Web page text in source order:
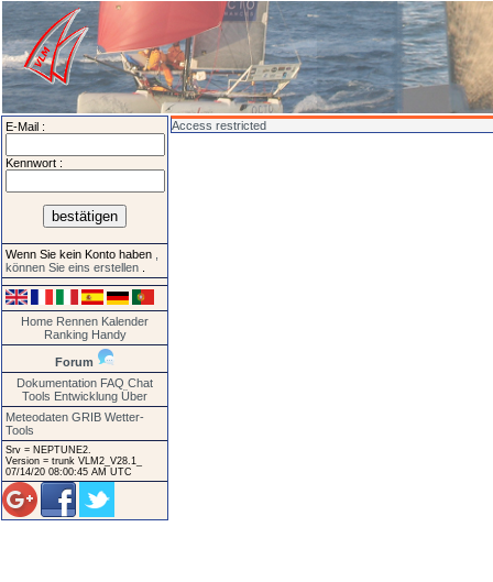
E-Mail :
Kennwort :
Wenn Sie kein Konto haben
können Sie eins erstellen
Home Rennen Kalender
Ranking Handy
Forum
Dokumentation FAQ Chat
Tools Entwicklung Über
Meteodaten GRIB Wetter-
Tools
Srv = NEPTUNE2.
Version = trunk VLM2_V28.1_
07/14/20 08:00:45 AM UTC
Access restricted